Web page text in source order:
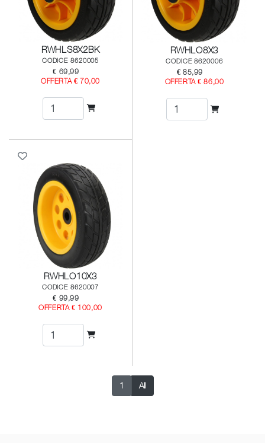
RWHLS8X2BK
CODICE 8620005
€ 69,99
OFFERTA € 70,00
RWHLO8X3
CODICE 8620006
€ 85,99
OFFERTA € 86,00
RWHLO10X3
CODICE 8620007
€ 99,99
OFFERTA € 100,00
1 All